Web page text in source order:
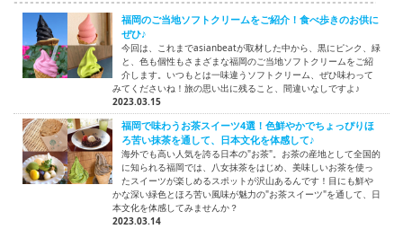
福岡のご当地ソフトクリームをご紹介！食べ歩きのお供に
ぜひ♪
今回は、これまでasianbeatが取材した中から、黒にピンク、緑
と、色も個性もさまざまな福岡のご当地ソフトクリームをご紹
介します。いつもとは一味違うソフトクリーム、ぜひ味わって
みてくださいね！旅の思い出に残ること、間違いなしですよ♪
2023.03.15
福岡で味わうお茶スイーツ4選！色鮮やかでちょっぴりほ
ろ苦い抹茶を通して、日本文化を体感して♪
海外でも高い人気を誇る日本の"お茶"。お茶の産地として全国的
に知られる福岡では、八女抹茶をはじめ、美味しいお茶を使っ
たスイーツが楽しめるスポットが沢山あるんです！目にも鮮や
かな深い緑色とほろ苦い風味が魅力の"お茶スイーツ"を通して、日
本文化を体感してみませんか？
2023.03.14